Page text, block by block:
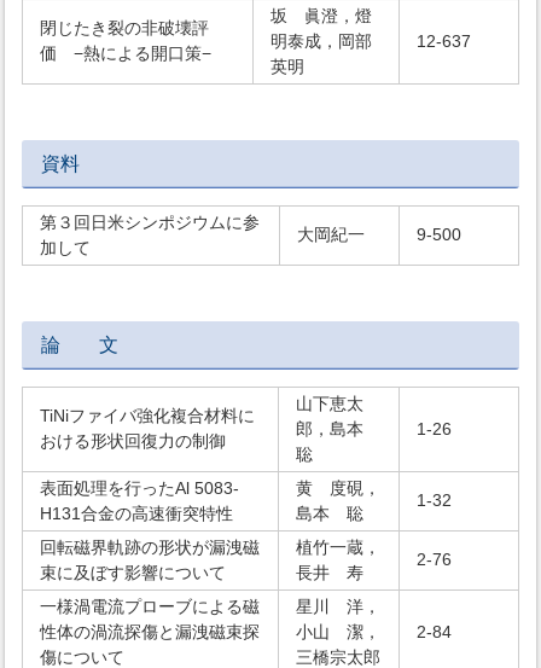
閉じたき裂の非破壊評
価 −熱による開口策−
坂 眞澄，燈
明泰成，岡部
英明
12-637
資料
第３回日米シンポジウムに参
加して
大岡紀一 9-500
論 文
TiNiファイバ強化複合材料に
おける形状回復力の制御
山下恵太
郎，島本
聡
1-26
表面処理を行ったAl 5083-
H131合金の高速衝突特性
黄 度硯，
島本 聡
1-32
回転磁界軌跡の形状が漏洩磁
束に及ぼす影響について
植竹一蔵，
長井 寿
2-76
一様渦電流プローブによる磁
性体の渦流探傷と漏洩磁束探
傷について
星川 洋，
小山 潔，
三橋宗太郎
2-84